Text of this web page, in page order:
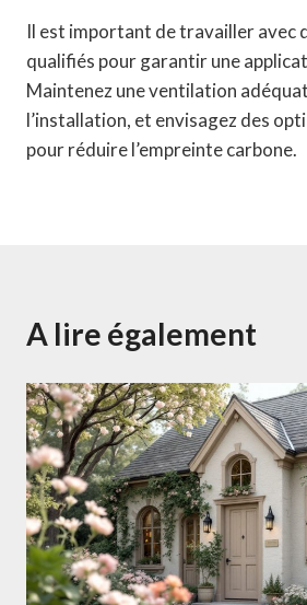
Il est important de travailler avec
qualifiés pour garantir une
Maintenez une ventilation
l’installation, et envisagez des
pour réduire l’empreinte carbone.
A lire également